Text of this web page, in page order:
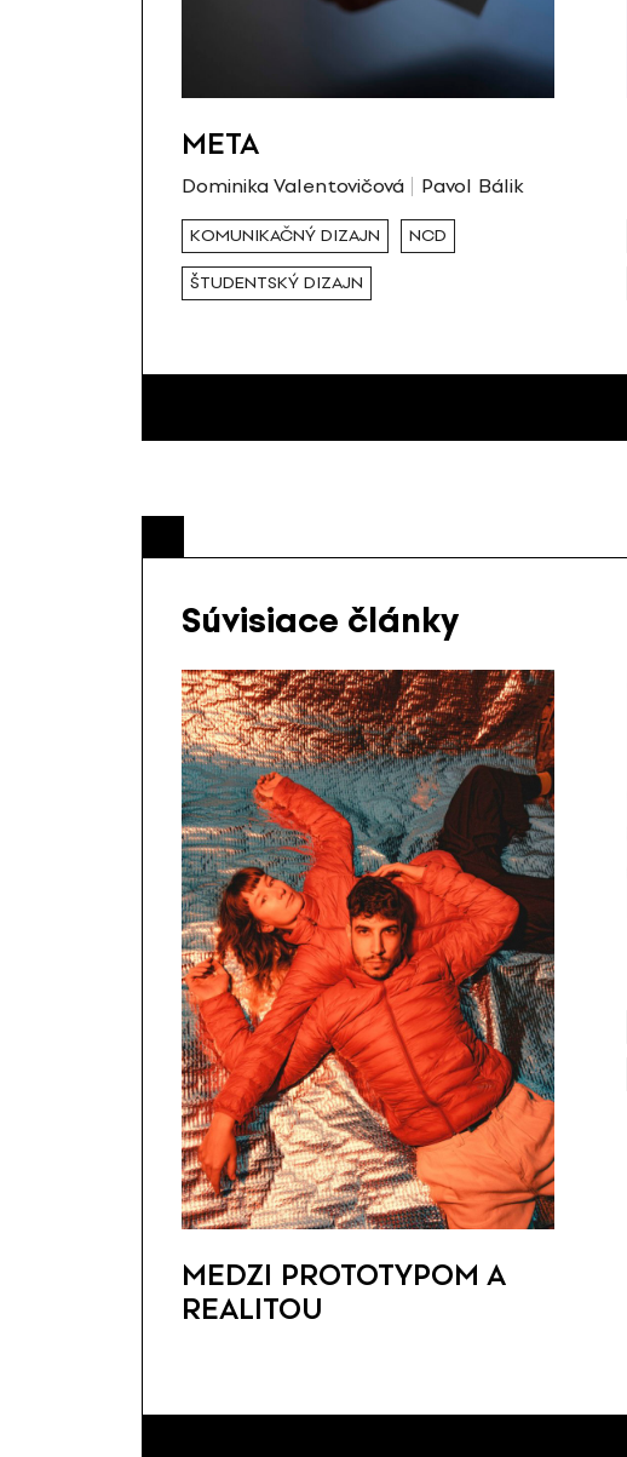
META
Dominika Valentovičová Pavol Bálik
KOMUNIKAČNÝ DIZAJN NCD
ŠTUDENTSKÝ DIZAJN
Súvisiace články
MEDZI PROTOTYPOM A
REALITOU